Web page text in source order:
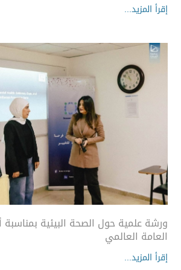
إقرأ المزيد...
ورشة علمية حول الصحة البيئية
العامة العالمي
إقرأ المزيد...